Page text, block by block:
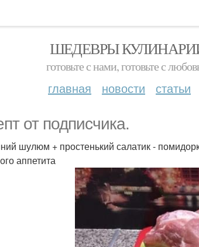
ШЕДЕВРЫ
готовьте с нами, готовьте с
главная новости статьи
от подписчика.
шулюм + простенький салатик -
аппетита